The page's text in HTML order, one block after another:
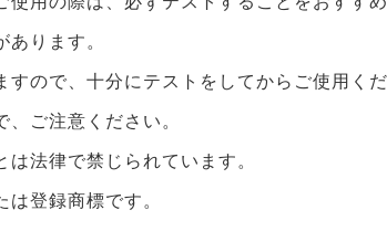
ります。
ので、十分にテストをしてからご使用くだ
ご注意ください。
法律で禁じられています。
登録商標です。